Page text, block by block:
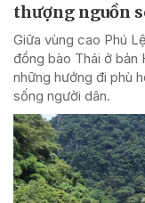
thượng nguồn
Giữa vùng cao Phú
đồng bào Thái ở bản
những hướng đi phù
sống người dân.